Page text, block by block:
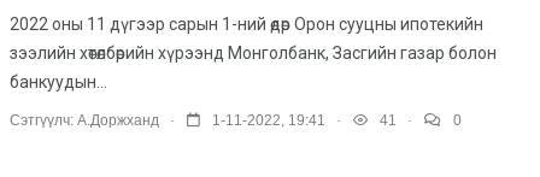
2022 оны 11 дүгээр сарын 1-ний өдөр Орон сууцны ипотекийн
зээлийн хөтөлбөрийн хүрээнд Монголбанк, Засгийн газар болон
банкуудын...
Сэтгүүлч: А.Доржханд 1-11-2022, 19:41 41 0